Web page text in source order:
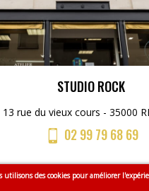
utilisons des cookies pour améliorer
STUDIO ROCK
13 rue du vieux cours - 35000
02 99 79 68 69
CGV Mentions légales